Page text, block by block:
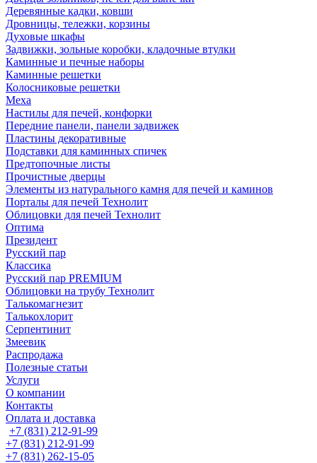
Деревянные кадки, ковши
Дровницы, тележки, корзины
Духовые шкафы
Задвижки, зольные коробки, кладочные втулки
Каминные и печные наборы
Каминные решетки
Колосниковые решетки
Меха
Настилы для печей, конфорки
Передние панели, панели задвижек
Пластины декоративные
Подставки для каминных спичек
Предтопочные листы
Прочистные дверцы
Элементы из натурального камня для печей и каминов
Порталы для печей Технолит
Облицовки для печей Технолит
Оптима
Президент
Русский пар
Классика
Русский пар PREMIUM
Облицовки на трубу Технолит
Талькомагнезит
Талькохлорит
Серпентинит
Змеевик
Распродажа
Полезные статьи
Услуги
О компании
Контакты
Оплата и доставка
+7 (831) 212-91-99
+7 (831) 212-91-99
+7 (831) 262-15-05